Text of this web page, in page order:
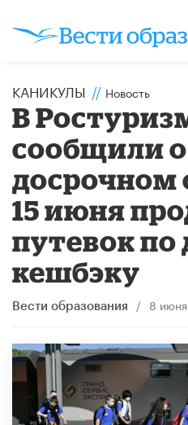
КАНИКУЛЫ // Новость
В
сообщили о
досрочном
15 июня
путевок по
кешбэку
Вести образования / 8